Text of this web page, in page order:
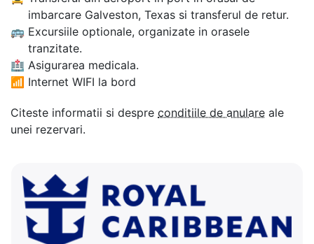
imbarcare Galveston, Texas si transferul de retur.
🚌 Excursiile optionale, organizate in orasele
tranzitate.
🏥 Asigurarea medicala.
📶 Internet WIFI la bord
Citeste informatii si despre conditiile de anulare ale
unei rezervari.